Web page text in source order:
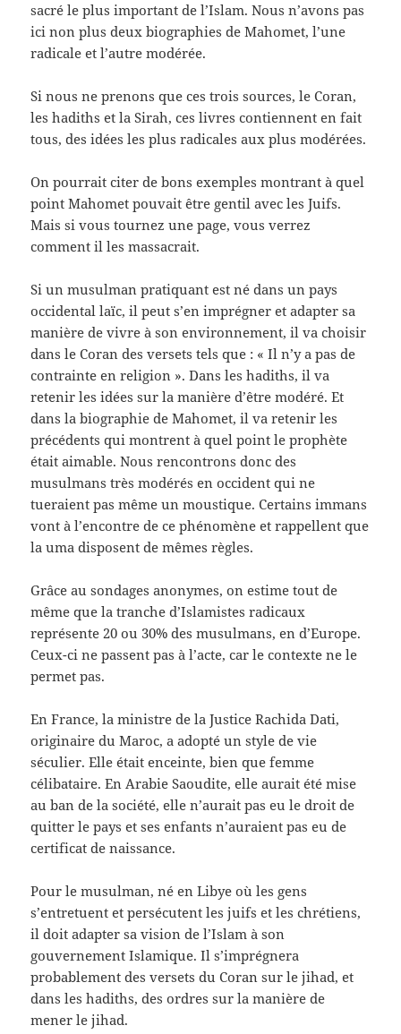
sacré le plus important de l’Islam. Nous n’avons pas
ici non plus deux biographies de Mahomet, l’une
radicale et l’autre modérée.
Si nous ne prenons que ces trois sources, le Coran,
les hadiths et la Sirah, ces livres contiennent en fait
tous, des idées les plus radicales aux plus modérées.
On pourrait citer de bons exemples montrant à quel
point Mahomet pouvait être gentil avec les Juifs.
Mais si vous tournez une page, vous verrez
comment il les massacrait.
Si un musulman pratiquant est né dans un pays
occidental laïc, il peut s’en imprégner et adapter sa
manière de vivre à son environnement, il va choisir
dans le Coran des versets tels que : « Il n’y a pas de
contrainte en religion ». Dans les hadiths, il va
retenir les idées sur la manière d’être modéré. Et
dans la biographie de Mahomet, il va retenir les
précédents qui montrent à quel point le prophète
était aimable. Nous rencontrons donc des
musulmans très modérés en occident qui ne
tueraient pas même un moustique. Certains immans
vont à l’encontre de ce phénomène et rappellent que
la uma disposent de mêmes règles.
Grâce au sondages anonymes, on estime tout de
même que la tranche d’Islamistes radicaux
représente 20 ou 30% des musulmans, en d’Europe.
Ceux-ci ne passent pas à l’acte, car le contexte ne le
permet pas.
En France, la ministre de la Justice Rachida Dati,
originaire du Maroc, a adopté un style de vie
séculier. Elle était enceinte, bien que femme
célibataire. En Arabie Saoudite, elle aurait été mise
au ban de la société, elle n’aurait pas eu le droit de
quitter le pays et ses enfants n’auraient pas eu de
certificat de naissance.
Pour le musulman, né en Libye où les gens
s’entretuent et persécutent les juifs et les chrétiens,
il doit adapter sa vision de l’Islam à son
gouvernement Islamique. Il s’imprégnera
probablement des versets du Coran sur le jihad, et
dans les hadiths, des ordres sur la manière de
mener le jihad.